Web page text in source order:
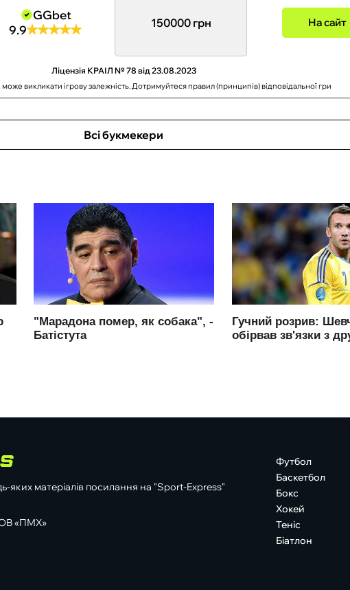
GGbet
9.9
150000 грн На сайт
Ліцензія КРАІЛ № 78 від 23.08.2023
може викликати ігрову залежність. Дотримуйтеся правил (принципів) відповідальної гри
Всі букмекери
яких матеріалів посилання на "Sport-Express"
«ПМХ»
Футбол
Баскетбол
Бокс
Хокей
Теніс
Біатлон